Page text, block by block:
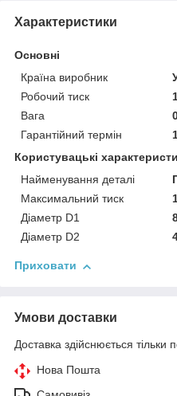
Характеристики
Основні
Країна виробник
Робочий тиск
Вага
Гарантійний термін
Користувацькi
Найменування деталі
Максимальний тиск
Діаметр D1
Діаметр D2
Приховати
Умови доставки
Доставка здійснюється тільки
Нова Пошта